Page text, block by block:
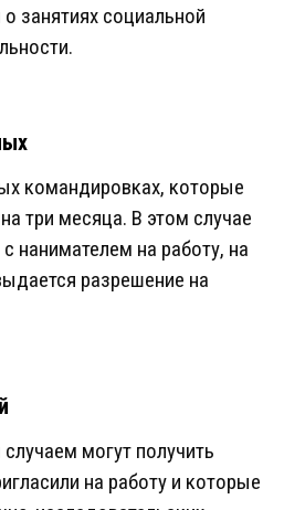
занятиях социальной
командировках, которые
три месяца. В этом случае
нанимателем на работу, на
разрешение на
могут получить
на работу и которые